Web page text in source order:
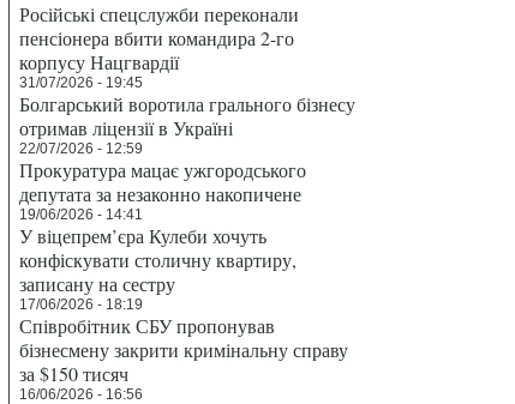
Російські спецслужби переконали
пенсіонера вбити командира 2-го
корпусу Нацгвардії
31/07/2026 - 19:45
Болгарський воротила грального бізнесу
отримав ліцензії в Україні
22/07/2026 - 12:59
Прокуратура мацає ужгородського
депутата за незаконно накопичене
19/06/2026 - 14:41
У віцепрем’єра Кулеби хочуть
конфіскувати столичну квартиру,
записану на сестру
17/06/2026 - 18:19
Співробітник СБУ пропонував
бізнесмену закрити кримінальну справу
за $150 тисяч
16/06/2026 - 16:56